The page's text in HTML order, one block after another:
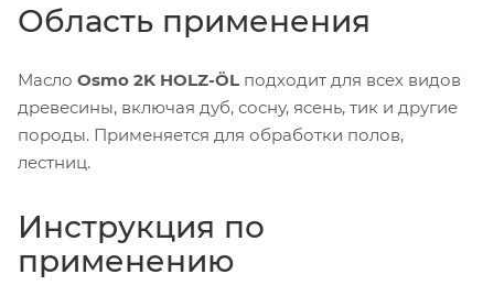
Область применения
Масло Osmo 2K HOLZ-ÖL подходит для всех видов
древесины, включая дуб, сосну, ясень, тик и другие
породы. Применяется для обработки полов,
лестниц.
Инструкция по
применению